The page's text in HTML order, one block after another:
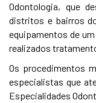
Odontologia, que
distritos e bairros
equipamentos de
realizados
Os procedimentos
especialistas que
Especialidades